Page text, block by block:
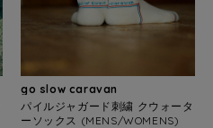
go slow caravan
パイルジャガード刺繍 クウォータ
ーソックス (MENS/WOMENS)